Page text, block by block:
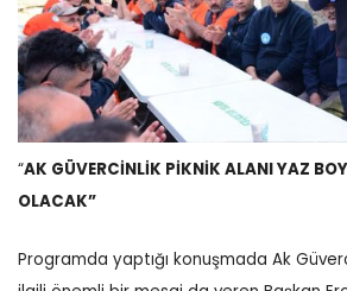
“AK GÜVERCİNLİK PİKNİK ALANI YAZ
OLACAK”
Programda yaptığı konuşmada Ak